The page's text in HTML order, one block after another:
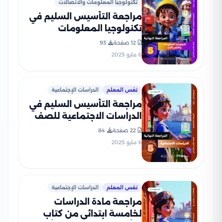
تكنولوجيا المعلومات والاتصالات
مراجعة التأسيس السليم في
تكنولوجيا المعلومات
والاتصالات للصف الخامس
12 صفحة
93
6 مايو 2025
نفس المعلم الدراسات الإجتماعية
مراجعة التأسيس السليم في
الدراسات الاجتماعية للصف
الخامس الابتدائي الترم الثاني
2025 PDF بالاجابات
22 صفحة
84
6 مايو 2025
نفس المعلم الدراسات الإجتماعية
مراجعة مادة الدراسات
لخامسة ابتدائي من كتاب